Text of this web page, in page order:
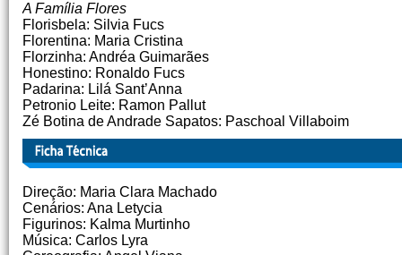
A Família Flores
Florisbela: Silvia Fucs
Florentina: Maria Cristina
Florzinha: Andréa Guimarães
Honestino: Ronaldo Fucs
Padarina: Lilá Sant’Anna
Petronio Leite: Ramon Pallut
Zé Botina de Andrade Sapatos: Paschoal Villaboim
Direção: Maria Clara Machado
Cenários: Ana Letycia
Figurinos: Kalma Murtinho
Música: Carlos Lyra